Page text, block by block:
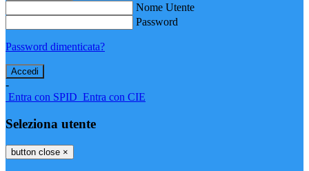
Nome Utente
Password
Password dimenticata?
-
Entra con SPID Entra con CIE
Seleziona utente
button close ×